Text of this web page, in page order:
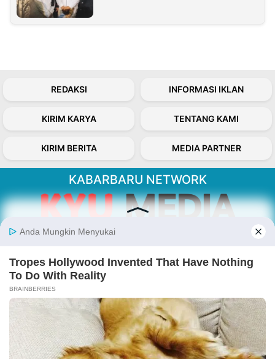
REDAKSI INFORMASI IKLAN
KIRIM KARYA TENTANG KAMI
KIRIM BERITA MEDIA PARTNER
KABARBARU NETWORK
Kabarbaru.co menyajikan berita aktual dan
inspiratif dari sudut pandang berbaik sangka
Follow Kabarbaru